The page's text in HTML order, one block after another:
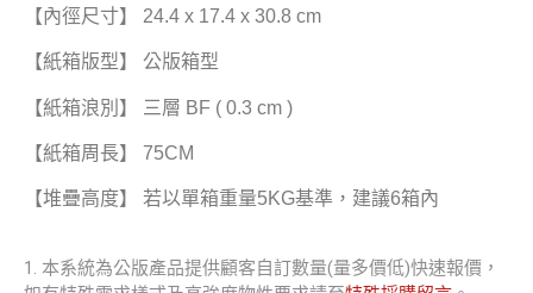
【內徑尺寸】 24.4 x 17.4 x 30.8 cm
【紙箱版型】 公版箱型
【紙箱浪別】 三層 BF ( 0.3 cm )
【紙箱周長】 75CM
【堆疊高度】 若以單箱重量5KG基準，建議6箱內
1. 本系統為公版產品提供顧客自訂數量(量多價低)快速報價，